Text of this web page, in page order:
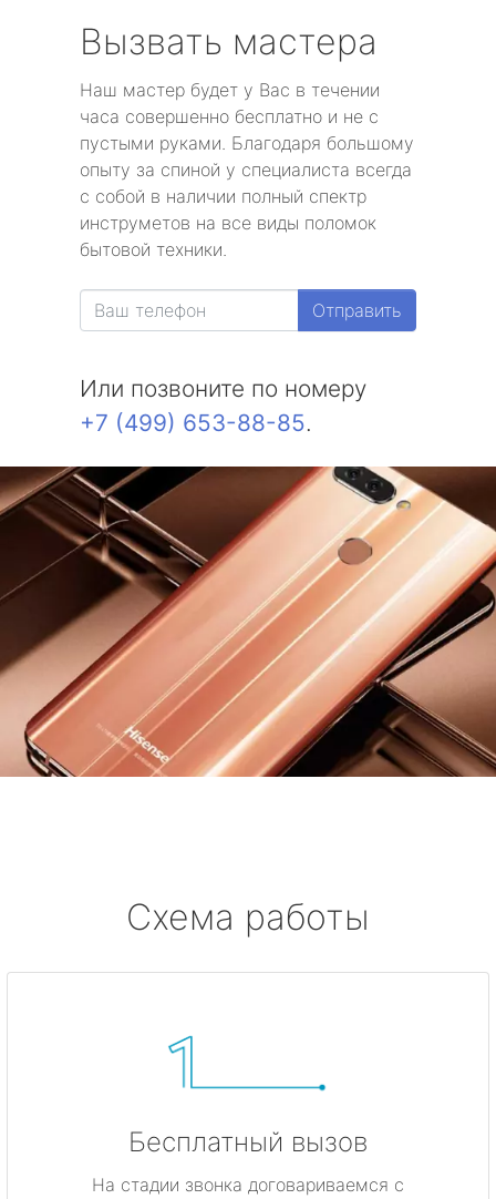
Вызвать мастера
Наш мастер будет у Вас в течении
часа совершенно бесплатно и не с
пустыми руками. Благодаря большому
опыту за спиной у специалиста всегда
с собой в наличии полный спектр
инструметов на все виды поломок
бытовой техники.
Отправить
Или позвоните по номеру
+7 (499) 653-88-85.
Схема работы
Бесплатный вызов
На стадии звонка договариваемся с